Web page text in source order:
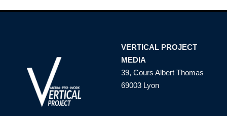
VERTICAL PROJECT
MEDIA
39, Cours Albert Thomas
69003 Lyon